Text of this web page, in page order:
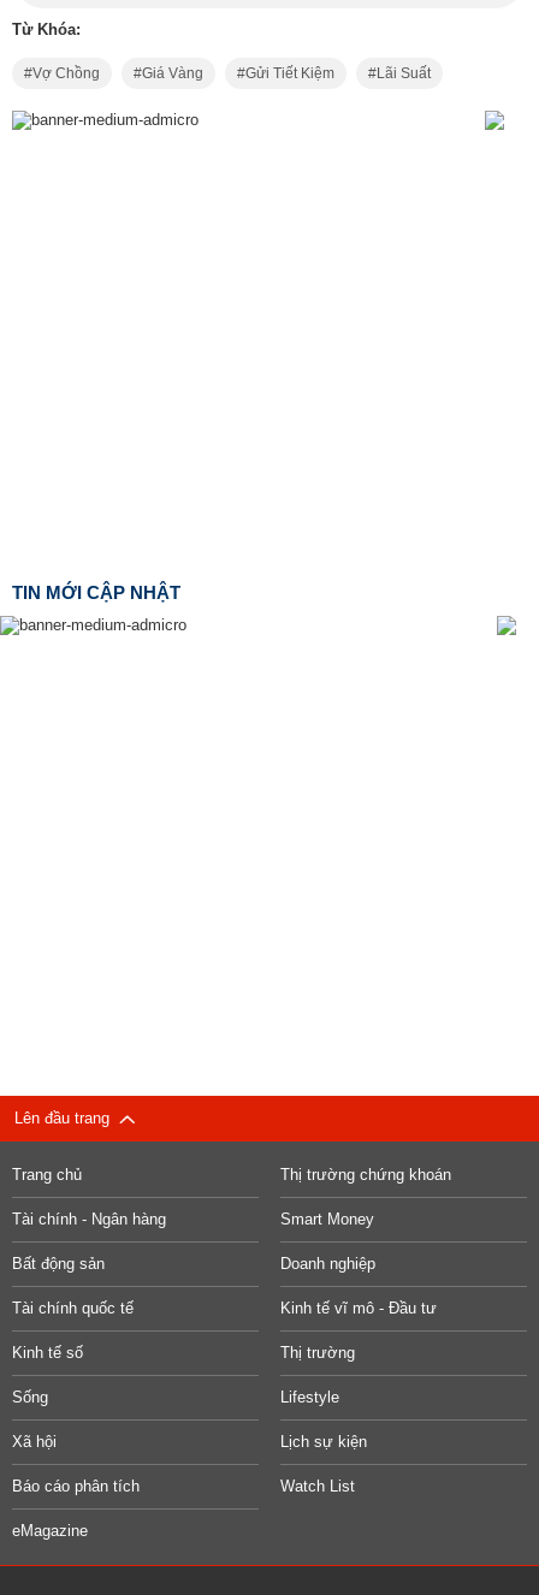
Từ Khóa:
Vợ Chồng Giá Vàng Gửi Tiết Kiệm Lãi Suất
TIN MỚI CẬP NHẬT
Lên đầu trang
Trang chủ Thị trường chứng khoán
Tài chính - Ngân hàng Smart Money
Bất động sản Doanh nghiệp
Tài chính quốc tế Kinh tế vĩ mô - Đầu tư
Kinh tế số Thị trường
Sống Lifestyle
Xã hội Lịch sự kiện
Báo cáo phân tích Watch List
eMagazine